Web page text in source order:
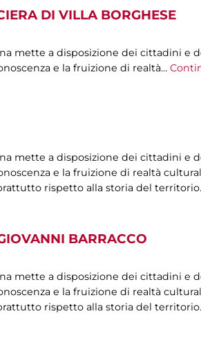
DI VILLA BORGHESE
mette a disposizione dei cittadini e
e la fruizione di realtà…
mette a disposizione dei cittadini e
e la fruizione di realtà
rispetto alla storia del territorio.
BARRACCO
mette a disposizione dei cittadini e
e la fruizione di realtà
rispetto alla storia del territorio.